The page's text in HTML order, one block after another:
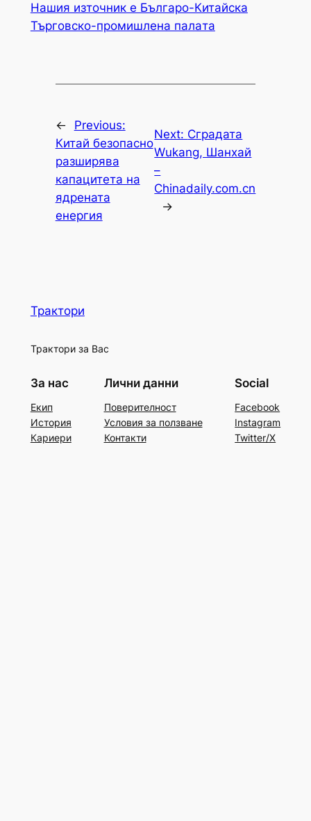
Нашия източник е Българо-Китайска
Търговско-промишлена палaта
←
Previous:
Китай безопасно
разширява
капацитета на
ядрената
енергия
Next: Сградата
Wukang, Шанхай
–
Chinadaily.com.cn
→
Трактори
Трактори за Вас
За нас
Екип
История
Кариери
Лични данни
Поверителност
Условия за ползване
Контакти
Social
Facebook
Instagram
Twitter/X